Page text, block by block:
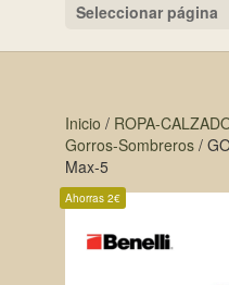
Seleccionar página
Inicio / ROPA-
Gorros-Sombreros/
Max-5
Ahorras 2€